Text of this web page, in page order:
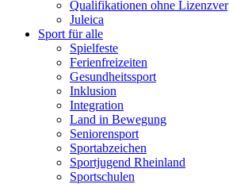
Qualifikationen ohne
Juleica
Sport für alle
Spielfeste
Ferienfreizeiten
Gesundheitssport
Inklusion
Integration
Land in Bewegung
Seniorensport
Sportabzeichen
Sportjugend Rheinland
Sportschulen